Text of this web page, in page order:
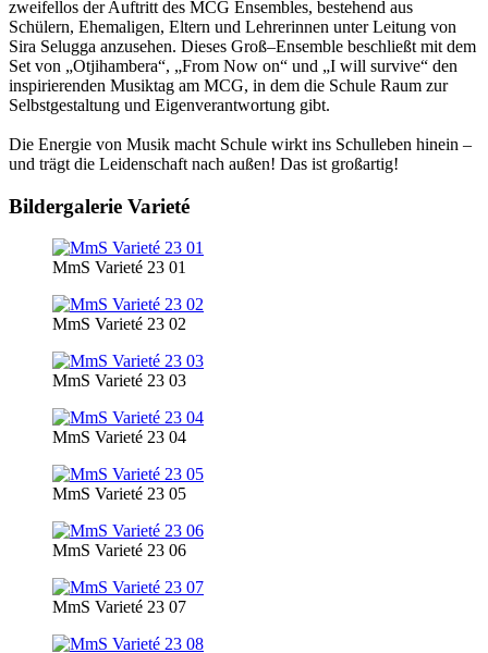
zweifellos der Auftritt des MCG Ensembles, bestehend aus
Schülern, Ehemaligen, Eltern und Lehrerinnen unterLeitung von
Sira Selugga anzusehen. Dieses Groß–Ensemble beschließt mit dem
Set von „Otjihambera“, „From Now on“ und „I will survive“ den
inspirierenden Musiktag am MCG, in dem die Schule Raum zur
Selbstgestaltung und Eigenverantwortung gibt.
Die Energie von Musik macht Schule wirkt ins Schulleben hinein –
und trägt die Leidenschaft nach außen! Das ist großartig!
Bildergalerie Varieté
MmS Varieté 23 01
MmS Varieté 23 02
MmS Varieté 23 03
MmS Varieté 23 04
MmS Varieté 23 05
MmS Varieté 23 06
MmS Varieté 23 07